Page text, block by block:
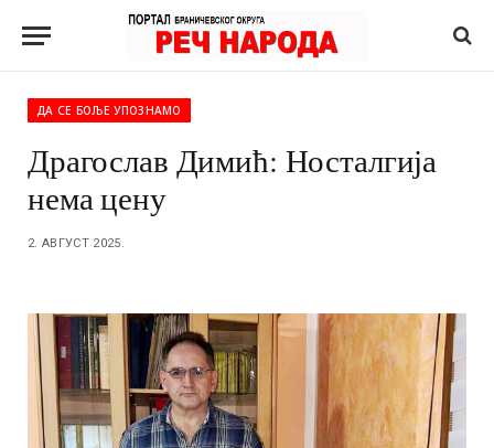
ДА СЕ БОЉЕ УПОЗНАМО
Драгослав Димић: Носталгија
нема цену
2. АВГУСТ 2025.